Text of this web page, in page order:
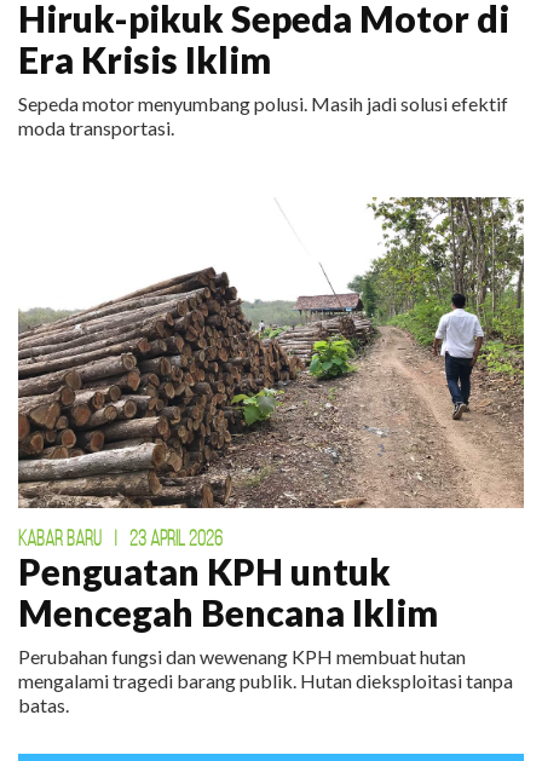
Hiruk-pikuk Sepeda Motor di
Era Krisis Iklim
Sepeda motor menyumbang polusi. Masih jadi solusi efektif
moda transportasi.
KABAR BARU 23 APRIL 2026
Penguatan KPH untuk
Mencegah Bencana Iklim
Perubahan fungsi dan wewenang KPH membuat hutan
mengalami tragedi barang publik. Hutan dieksploitasi tanpa
batas.